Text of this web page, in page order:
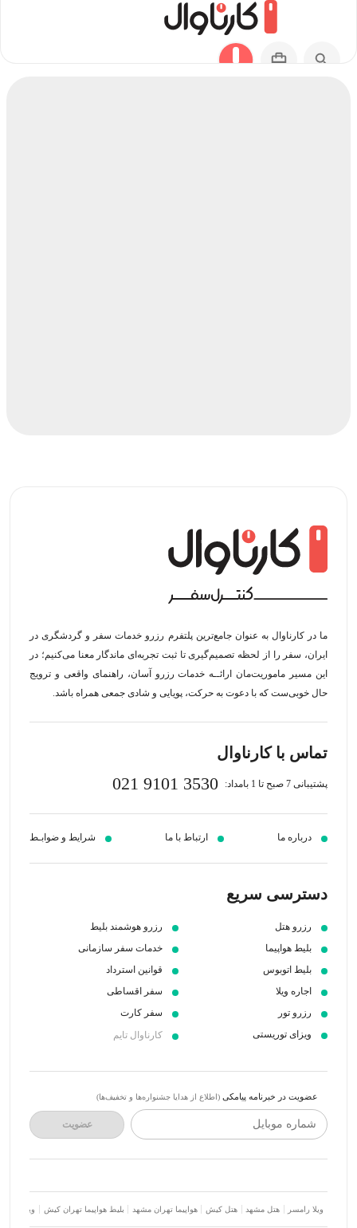
ما در کارناوال به عنوان جامع‌ترین پلتفرم رزرو خدمات سفر و گردشگری در
ایران، سفر را از لحظه‌ تصمیم‌گیری تا ثبت تجربه‌ای ماندگار معنا می‌کنیم؛ در
این مسیر‍ ماموریت‌مان اراﺋــﻪ خدمات رزرو آسان، راهنمای واقعی و ترویج
حال خوبی‌ست که با دعوت به حرکت، پویایی و شادی جمعی همراه باشد.
تماس با کارناوال
پشتیبانی 7 صبح تا 1 بامداد: 021 9101 3530
درباره ما ارتباط با ما شرایط و ضوابـط
دسترسی سریع
رزرو هتل
بلیط هواپیما
بلیط اتوبوس
اجاره ویلا
رزرو تور
ویزای توریستی
رزرو هوشمند بلیط
خدمات سفر سازمانی
قوانین استرداد
سفر اقساطی
سفر کارت
کارناوال تایم
عضویت در خبرنامه پیامکی (اطلاع از هدایا جشنواره‌ها و تخفیف‌ها)
شماره موبایل عضویت
ویلا رامسر هتل مشهد هتل کیش هواپیما تهران مشهد بلیط هواپیما تهران کیش ویلا شمال